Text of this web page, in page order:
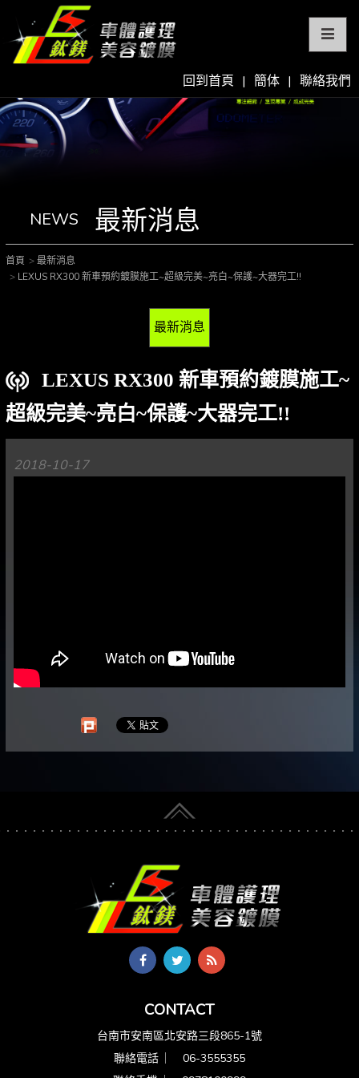
回到首頁 | 簡体 | 聯絡我們
NEWS 最新消息
首頁
最新消息
LEXUS RX300 新車預約鍍膜施工~超級完美~亮白~保護~大器完工!!
最新消息
LEXUS RX300 新車預約鍍膜施工~
超級完美~亮白~保護~大器完工!!
2018-10-17
CONTACT
台南市安南區北安路三段865-1號
聯絡電話 ︳ 06-3555355